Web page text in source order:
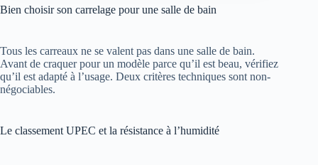
Bien choisir son carrelage pour une salle de bain
Tous les carreaux ne se valent pas dans une salle de bain.
Avant de craquer pour un modèle parce qu’il est beau, vérifiez
qu’il est adapté à l’usage. Deux critères techniques sont non-
négociables.
Le classement UPEC et la résistance à l’humidité